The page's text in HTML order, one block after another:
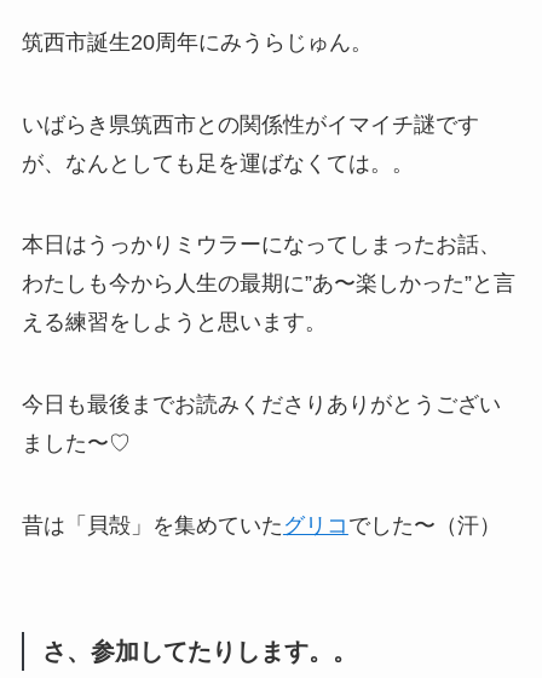
筑西市誕生20周年にみうらじゅん。
いばらき県筑西市との関係性がイマイチ謎です
が、なんとしても足を運ばなくては。。
本日はうっかりミウラーになってしまったお話、
わたしも今から人生の最期に”あ〜楽しかった”と言
える練習をしようと思います。
今日も最後までお読みくださりありがとうござい
ました〜♡
昔は「貝殻」を集めていた グリコ でした〜（汗）
さ、参加してたりします。。